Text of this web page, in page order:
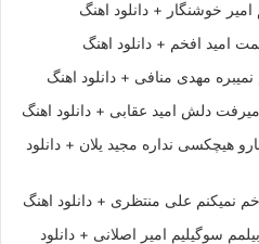
خوشنگار + دانلود اهنگ
امید افخم + دانلود اهنگ
نمیبره مهدی منافی + دانلود اهنگ
دلش امید عقابی + دانلود اهنگ
مارو هیچکسی نداره مجید یلان + دانلود
نمیکنم علی منتظری + دانلود اهنگ
سوگیلیم امیر اصلانی + دانلود